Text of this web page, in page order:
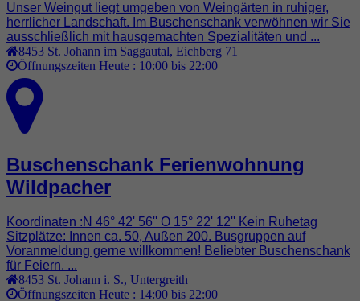
Unser Weingut liegt umgeben von Weingärten in ruhiger,
herrlicher Landschaft. Im Buschenschank verwöhnen wir Sie
ausschließlich mit hausgemachten Spezialitäten und ...
8453 St. Johann im Saggautal Eichberg 71
Öffnungszeiten Heute : 10:00 bis 22:00
Buschenschank Ferienwohnung
Wildpacher
Koordinaten :N 46° 42' 56'' O 15° 22' 12'' Kein Ruhetag
Sitzplätze: Innen ca. 50, Außen 200. Busgruppen auf
Voranmeldung gerne willkommen! Beliebter Buschenschank
für Feiern. ...
8453 St. Johann i. S.
Untergreith
Öffnungszeiten Heute : 14:00 bis 22:00